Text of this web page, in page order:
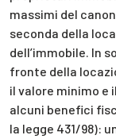
massimi del
seconda della
dell’immobile. In
fronte della
il valore minimo e
alcuni benefici
la legge 431/98):